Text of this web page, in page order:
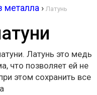
металла ›Латунь
Латунь это медь
что позволяет ей не
этом сохранить все